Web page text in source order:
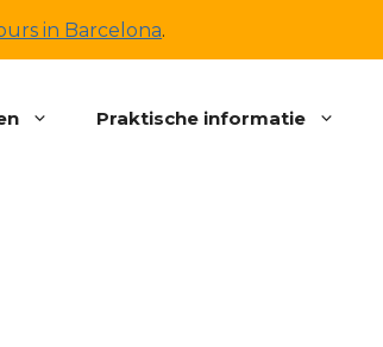
in Barcelona.
Praktische informatie